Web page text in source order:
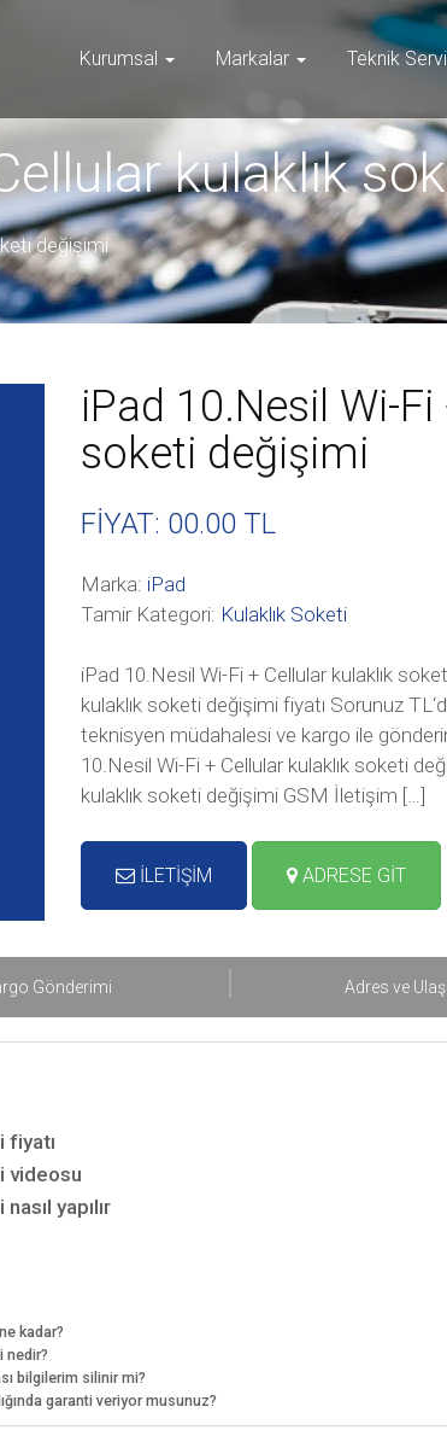
Kurumsal Markalar Teknik
kulaklık
değişimi
iPad 10.Nesil Wi-
soketi değişimi
FİYAT: 00.00 TL
Marka: iPad
Tamir Kategori: Kulaklık Soketi
iPad 10.Nesil Wi-Fi + Cellular kulaklık
kulaklık soketi değişimi fiyatı Sorunuz
teknisyen müdahalesi ve kargo ile
10.Nesil Wi-Fi + Cellular kulaklık soketi
kulaklık soketi değişimi GSM İletişim […]
İLETİŞİM ADRESE GİT
Gönderimi Adres ve
fiyatı
videosu
yapılır
kadar?
nedir?
bilgilerim silinir mi?
garanti veriyor musunuz?